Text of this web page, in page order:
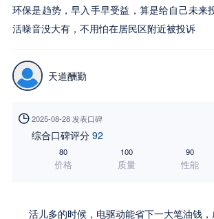
环保是趋势，早入手早受益，算是给自己未来
活噪音没大有，不用怕在居民区附近被投诉
天道酬勤
 2025-08-28 发表口碑
综合口碑评分 92
80
价格
100
质量
90
性能
活儿多的时候，电驱动能省下一大笔油钱，